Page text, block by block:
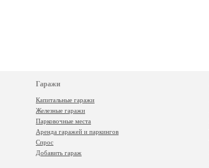
Гаражи
Капитальные гаражи
Железные гаражи
Парковочные места
Аренда гаражей и паркингов
Спрос
Добавить гараж